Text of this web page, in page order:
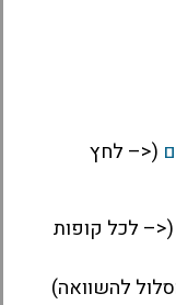
(<– לחץ
(<– לכל קופות
להשוואה)